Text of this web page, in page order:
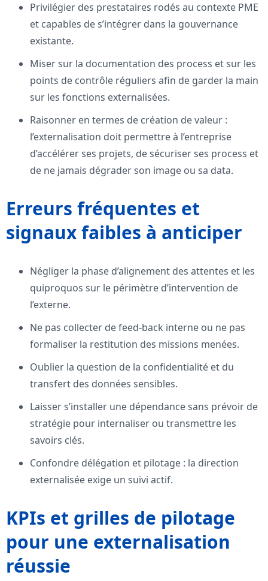
Privilégier des prestataires rodés au contexte PME
et capables de s’intégrer dans la gouvernance
existante.
Miser sur la documentation des process et sur les
points de contrôle réguliers afin de garder la main
sur les fonctions externalisées.
Raisonner en termes de création de valeur :
l’externalisation doit permettre à l’entreprise
d’accélérer ses projets, de sécuriser ses process et
de ne jamais dégrader son image ou sa data.
Erreurs fréquentes et
signaux faibles à anticiper
Négliger la phase d’alignement des attentes et les
quiproquos sur le périmètre d’intervention de
l’externe.
Ne pas collecter de feed-back interne ou ne pas
formaliser la restitution des missions menées.
Oublier la question de la confidentialité et du
transfert des données sensibles.
Laisser s’installer une dépendance sans prévoir de
stratégie pour internaliser ou transmettre les
savoirs clés.
Confondre délégation et pilotage : la direction
externalisée exige un suivi actif.
KPIs et grilles de pilotage
pour une externalisation
réussie